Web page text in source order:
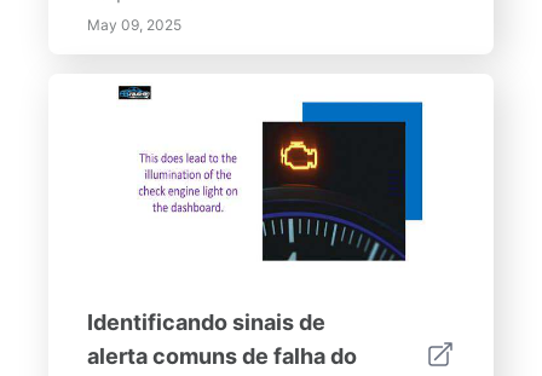
May 09, 2025
Identificando sinais de
alerta comuns de falha do